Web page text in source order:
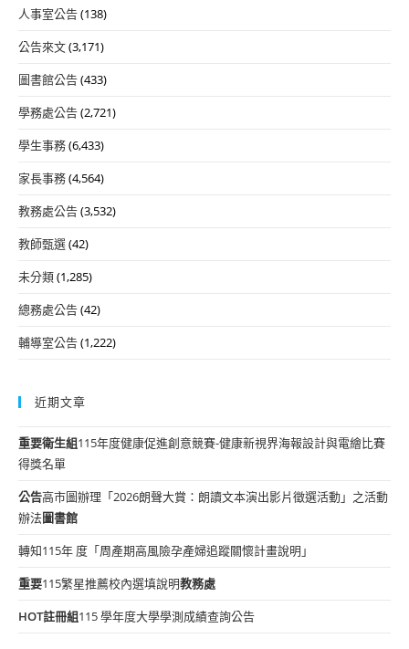
人事室公告(138)
公告來文(3,171)
圖書館公告(433)
學務處公告(2,721)
學生事務(6,433)
家長事務(4,564)
教務處公告(3,532)
教師甄選(42)
未分類(1,285)
總務處公告(42)
輔導室公告(1,222)
近期文章
重要衛生組115年度健康促進創意競賽-健康新視界海報設計與電繪比賽
得獎名單
公告高市圖辦理「2026朗聲大賞：朗讀文本演出影片徵選活動」之活動
辦法圖書館
轉知115年 度「周產期高風險孕產婦追蹤關懷計畫說明」
重要115繁星推薦校內選填說明教務處
HOT註冊組115 學年度大學學測成績查詢公告